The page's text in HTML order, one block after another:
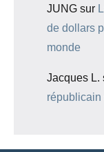
JUNG sur
de dollars
monde
Jacques L.
républicain